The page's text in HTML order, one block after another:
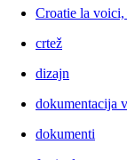
Croatie la voici,
crtež
dizajn
dokumentacija
dokumenti